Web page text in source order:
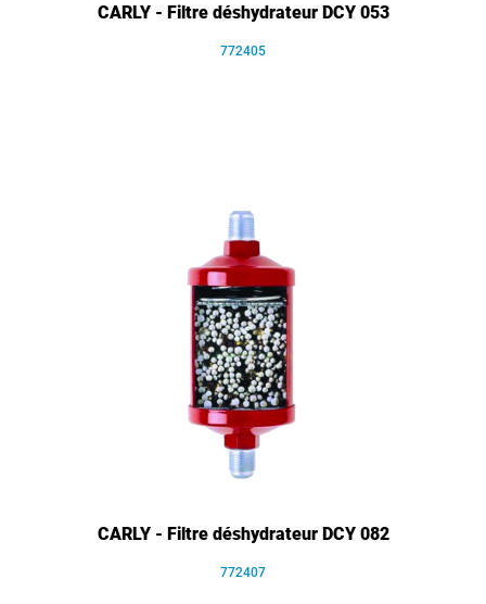
CARLY - Filtre déshydrateur DCY 053
772405
CARLY - Filtre déshydrateur DCY 082
772407